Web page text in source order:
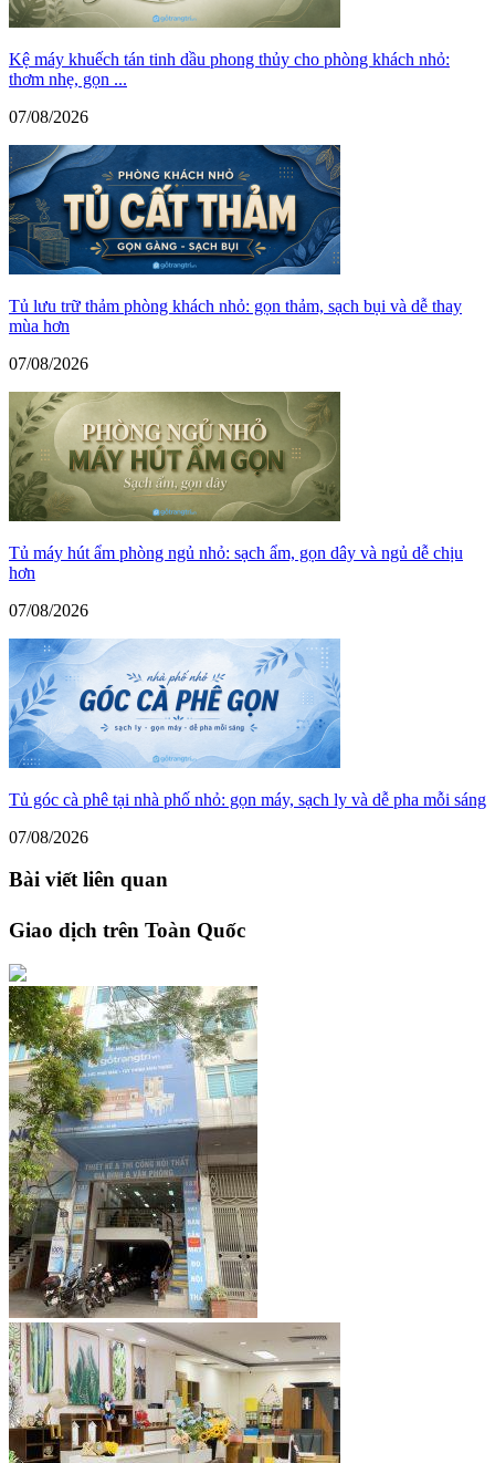
Kệ máy khuếch tán tinh dầu phong thủy cho phòng khách nhỏ:
thơm nhẹ, gọn ...
07/08/2026
Tủ lưu trữ thảm phòng khách nhỏ: gọn thảm, sạch bụi và dễ thay
mùa hơn
07/08/2026
Tủ máy hút ẩm phòng ngủ nhỏ: sạch ẩm, gọn dây và ngủ dễ chịu
hơn
07/08/2026
Tủ góc cà phê tại nhà phố nhỏ: gọn máy, sạch ly và dễ pha mỗi sáng
07/08/2026
Bài viết liên quan
Giao dịch trên Toàn Quốc